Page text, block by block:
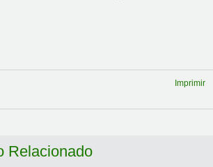
Imprimir
Relacionado